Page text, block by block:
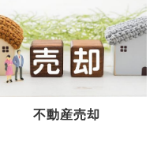
不動産売却